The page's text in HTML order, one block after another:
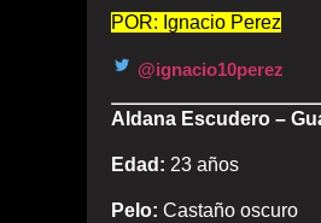
POR: Ignacio Perez
@ignacio10perez
Aldana Escudero –
Edad: 23 años
Pelo: Castaño oscuro